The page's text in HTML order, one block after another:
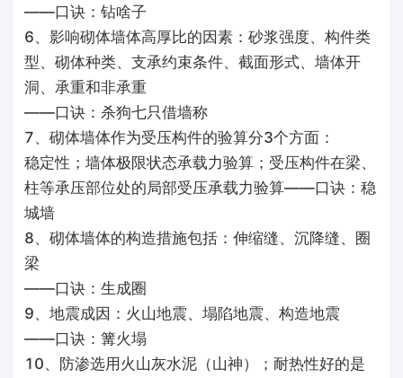
——口诀：钻啥子
6、影响砌体墙体高厚比的因素：砂浆强度、构件类
型、砌体种类、支承约束条件、截面形式、墙体开
洞、承重和非承重
——口诀：杀狗七只借墙称
7、砌体墙体作为受压构件的验算分3个方面：
稳定性；墙体极限状态承载力验算；受压构件在梁、
柱等承压部位处的局部受压承载力验算——口诀：稳
城墙
8、砌体墙体的构造措施包括：伸缩缝、沉降缝、圈
梁
——口诀：生成圈
9、地震成因：火山地震、塌陷地震、构造地震
——口诀：篝火塌
10、防渗选用火山灰水泥（山神）；耐热性好的是